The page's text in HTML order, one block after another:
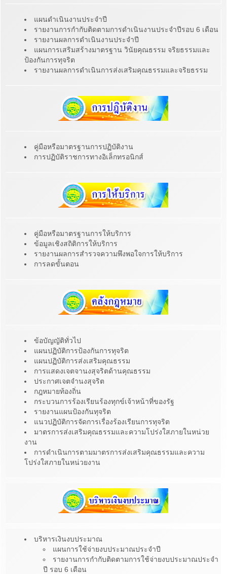
แผนดำเนินงานประจำปี
รายงานการกำกับติดตามการดำเนินงานประจำปีรอบ 6 เดือน
รายงานผลการดำเนินงานประจำปี
แผนการเสริมสร้างมาตรฐาน วินัยคุณธรรม จริยธรรมและ
ป้องกันการทุจริต
รายงานผลการดำเนินการส่งเสริมคุณธรรมและจริยธรรม
คู่มือหรือมาตรฐานการปฏิบัติงาน
การปฏิบัติราชการทางอิเล็กทรอนิกส์
คู่มือหรือมาตรฐานการให้บริการ
ข้อมูลเชิงสถิติการให้บริการ
รายงานผลการสำรวจความพึงพอใจการให้บริการ
การลดขั้นตอน
ข้อบัญญัติทั่วไป
แผนปฏิบัติการป้องกันการทุจริต
แผนปฏิบัติการส่งเสริมคุณธรรม
การแสดงเจตจานงสุจริตด้านคุณธรรม
ประกาศเจตจำนงสุจริต
กฎหมายท้องถิ่น
กระบวนการร้องเรียนร้องทุกข์เจ้าหน้าที่ของรัฐ
รายงานแผนป้องกันทุจริต
แนวปฏิบัติการจัดการเรื่องร้องเรียนการทุจริต
มาตรการส่งเสริมคุณธรรมและความโปร่งใสภายในหน่วย
งาน
การดำเนินการตามมาตรการส่งเสริมคุณธรรมและความ
โปร่งใสภายในหน่วยงาน
บริหารเงินงบประมาณ
แผนการใช้จ่ายงบประมาณประจำปี
รายงานการกำกับติดตามการใช้จ่ายงบประมาณประจำ
ปี รอบ 6 เดือน